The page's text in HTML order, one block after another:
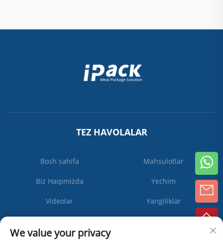
TEZ HAVOLALAR
Bosh sahifa Mahsulotlar
Biz Haqimizda Yechim
Videolar Yangiliklar
We value your privacy